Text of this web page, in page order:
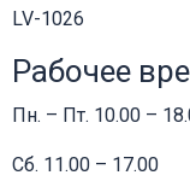
LV-1026
Рабочее
Пн. – Пт. 10.00 –
Сб. 11.00 – 17.00